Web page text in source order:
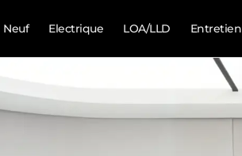
Neuf Electrique LOA/LLD Entretien